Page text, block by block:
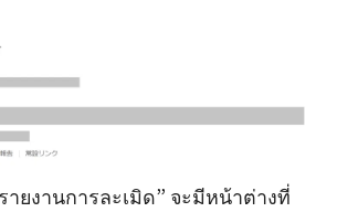
ยงานการละเมิด” จะมีหน้าต่างที่